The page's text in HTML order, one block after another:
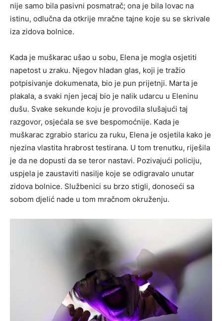
nije samo bila pasivni posmatrač; ona je bila lovac na
istinu, odlučna da otkrije mračne tajne koje su se skrivale
iza zidova bolnice.
Kada je muškarac ušao u sobu, Elena je mogla osjetiti
napetost u zraku. Njegov hladan glas, koji je tražio
potpisivanje dokumenata, bio je pun prijetnji. Marta je
plakala, a svaki njen jecaj bio je nalik udarcu u Eleninu
dušu. Svake sekunde koju je provodila slušajući taj
razgovor, osjećala se sve bespomoćnije. Kada je
muškarac zgrabio staricu za ruku, Elena je osjetila kako je
njezina vlastita hrabrost testirana. U tom trenutku, riješila
je da ne dopusti da se teror nastavi. Pozivajući policiju,
uspjela je zaustaviti nasilje koje se odigravalo unutar
zidova bolnice. Službenici su brzo stigli, donoseći sa
sobom djelić nade u tom mračnom okruženju.